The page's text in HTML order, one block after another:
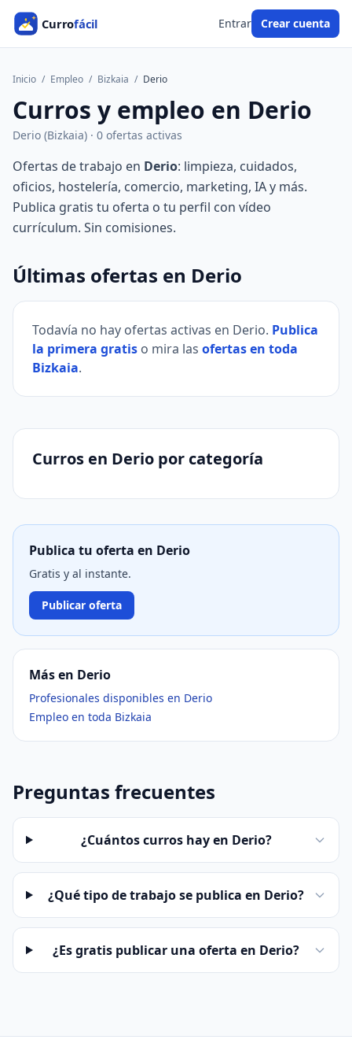
Entrar Crear cuenta
Inicio / Empleo / Bizkaia / Derio
Curros y empleo en Derio
Derio (Bizkaia) · 0 ofertas activas
Ofertas de trabajo en Derio: limpieza, cuidados,
oficios, hostelería, comercio, marketing, IA y más.
Publica gratis tu oferta o tu perfil con vídeo
currículum. Sin comisiones.
Últimas ofertas en Derio
Todavía no hay ofertas activas en Derio. Publica
la primera gratis o mira las ofertas en toda
Bizkaia.
Curros en Derio por categoría
Publica tu oferta en Derio
Gratis y al instante.
Publicar oferta
Más en Derio
Profesionales disponibles en Derio
Empleo en toda Bizkaia
Preguntas frecuentes
¿Cuántos curros hay en Derio?
¿Qué tipo de trabajo se publica en Derio?
¿Es gratis publicar una oferta en Derio?